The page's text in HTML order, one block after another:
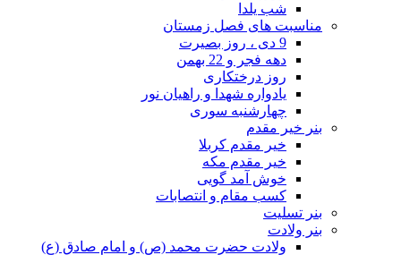
شب یلدا
مناسبت های فصل زمستان
9 دی ، روز بصیرت
دهه فجر و 22 بهمن
روز درختکاری
یادواره شهدا و راهیان نور
چهارشنبه سوری
بنر خیر مقدم
خیر مقدم کربلا
خیر مقدم مکه
خوش آمد گویی
کسب مقام و انتصابات
بنر تسلیت
بنر ولادت
ولادت حضرت محمد (ص) و امام صادق (ع)